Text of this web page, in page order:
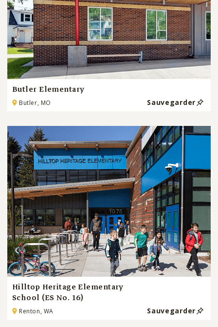
Butler Elementary
Butler, MO Sauvegarder
Hilltop Heritage Elementary
School (ES No. 16)
Renton, WA Sauvegarder